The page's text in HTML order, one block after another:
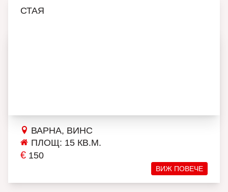
СТАЯ
ВАРНА, ВИНС
ПЛОЩ: 15 КВ.М.
€ 150
ВИЖ ПОВЕЧЕ